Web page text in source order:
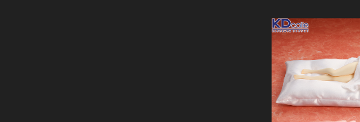
femenina de las
Pokémon Rojo
Hoja, con Squirtle (
japonés). Figura
ofrece dentro de su
ケットモンスター